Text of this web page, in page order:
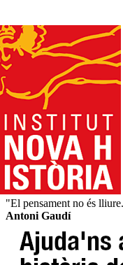
"El pensament no és
Antoni Gaudí